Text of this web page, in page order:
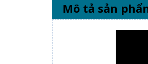
Mô tả sản